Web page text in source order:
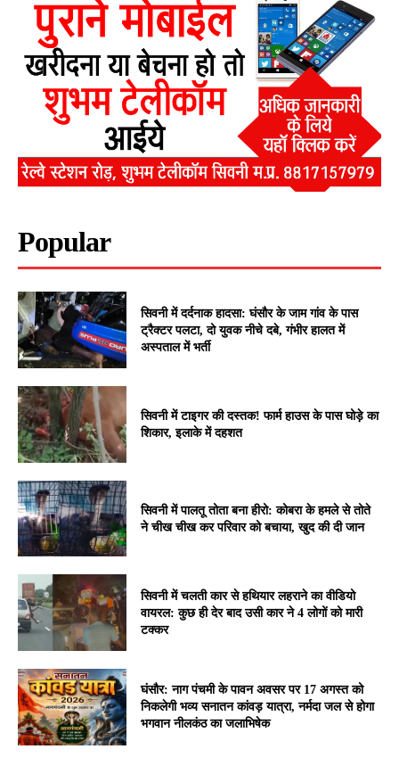
Popular
सिवनी में दर्दनाक हादसा: घंसौर के जाम गांव के पास
ट्रैक्टर पलटा, दो युवक नीचे दबे, गंभीर हालत में
अस्पताल में भर्ती
सिवनी में टाइगर की दस्तक! फार्म हाउस के पास घोड़े का
शिकार, इलाके में दहशत
सिवनी में पालतू तोता बना हीरो: कोबरा के हमले से तोते
ने चीख चीख कर परिवार को बचाया, खुद की दी जान
सिवनी में चलती कार से हथियार लहराने का वीडियो
वायरल: कुछ ही देर बाद उसी कार ने 4 लोगों को मारी
टक्कर
घंसौर: नाग पंचमी के पावन अवसर पर 17 अगस्त को
निकलेगी भव्य सनातन कांवड़ यात्रा, नर्मदा जल से होगा
भगवान नीलकंठ का जलाभिषेक